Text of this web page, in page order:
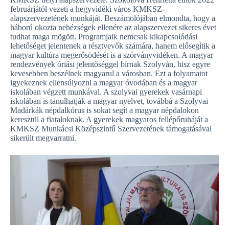
februárjától vezeti a hegyvidéki város KMKSZ-
alapszervezetének munkáját. Beszámolójában elmondta, hogy a
háború okozta nehézségek ellenére az alapszervezet sikeres évet
tudhat maga mögött. Programjaik nemcsak kikapcsolódási
lehetőséget jelentenek a résztvevők számára, hanem elősegítik a
magyar kultúra megerősödését is a szórványvidéken. A magyar
rendezvények óriási jelentőséggel bírnak Szolyván, hisz egyre
kevesebben beszélnek magyarul a városban. Ezt a folyamatot
igyekeznek ellensúlyozni a magyar óvodában és a magyar
iskolában végzett munkával. A szolyvai gyerekek vasárnapi
iskolában is tanulhatják a magyar nyelvet, továbbá a Szolyvai
Madárkák népdalkórus is sokat segít a magyar népdalokon
keresztül a fiataloknak. A gyerekek magyaros fellépőruháját a
KMKSZ Munkácsi Középszintű Szervezetének támogatásával
sikerült megvarratni.